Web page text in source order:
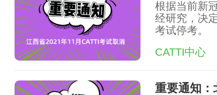
根据当前新
经研究，决
考试停考。
CATTI中心
重要通知：